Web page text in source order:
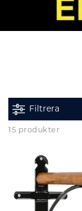
Filtrera
15 produkter